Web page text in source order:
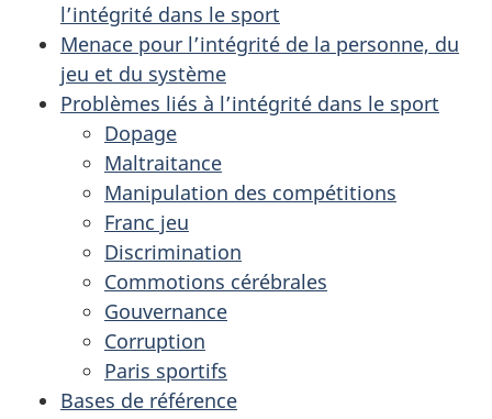
l’intégrité dans le sport
Menace pour l’intégrité de la personne, du
jeu et du système
Problèmes liés à l’intégrité dans le sport
Dopage
Maltraitance
Manipulation des compétitions
Franc jeu
Discrimination
Commotions cérébrales
Gouvernance
Corruption
Paris sportifs
Bases de référence